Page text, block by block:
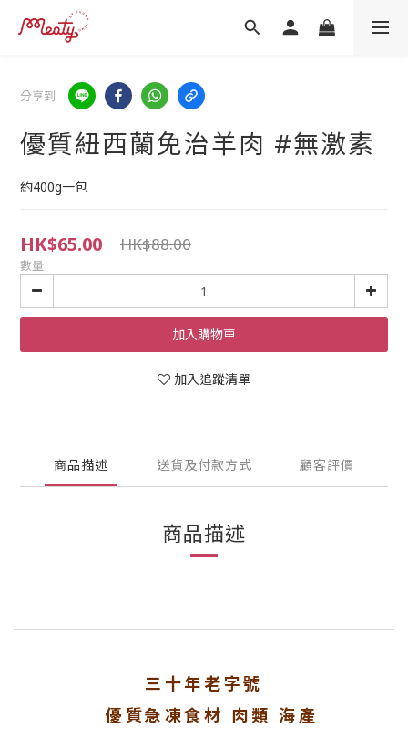
分享到
優質紐西蘭免治羊肉 #無激素
約400g一包
HK$65.00 HK$88.00
數量
加入購物車
加入追蹤清單
商品描述 送貨及付款方式 顧客評價
商品描述
三十年老字號
優質急凍食材 肉類 海產